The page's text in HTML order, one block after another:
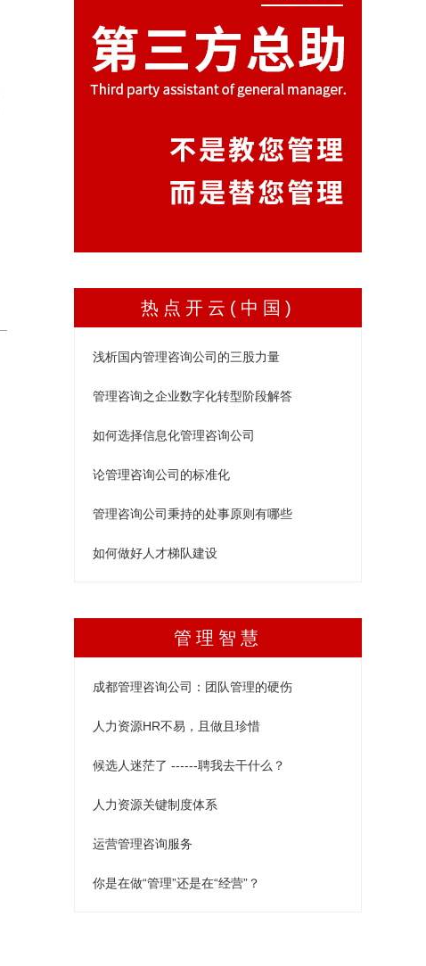
热点开云(中国)
浅析国内管理咨询公司的三股力量
管理咨询之企业数字化转型阶段解答
如何选择信息化管理咨询公司
论管理咨询公司的标准化
管理咨询公司秉持的处事原则有哪些
如何做好人才梯队建设
管理智慧
成都管理咨询公司：团队管理的硬伤
人力资源HR不易，且做且珍惜
候选人迷茫了 ------聘我去干什么？
人力资源关键制度体系
运营管理咨询服务
你是在做“管理”还是在“经营”？